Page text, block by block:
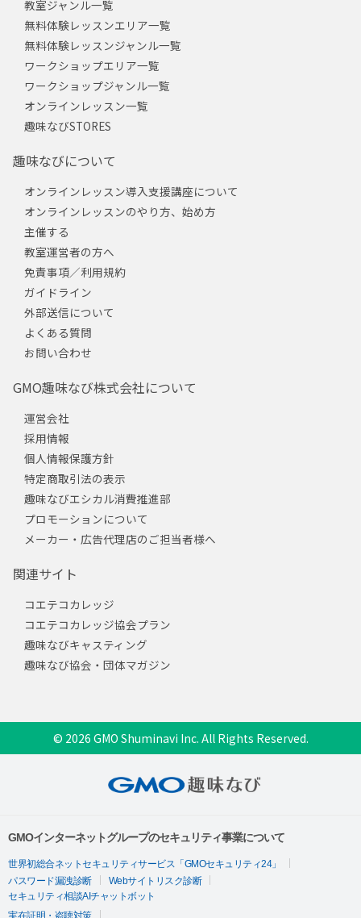
教室ジャンル一覧
無料体験レッスンエリア一覧
無料体験レッスンジャンル一覧
ワークショップエリア一覧
ワークショップジャンル一覧
オンラインレッスン一覧
趣味なびSTORES
趣味なびについて
オンラインレッスン導入支援講座について
オンラインレッスンのやり方、始め方
主催する
教室運営者の方へ
免責事項／利用規約
ガイドライン
外部送信について
よくある質問
お問い合わせ
GMO趣味なび株式会社について
運営会社
採用情報
個人情報保護方針
特定商取引法の表示
趣味なびエシカル消費推進部
プロモーションについて
メーカー・広告代理店のご担当者様へ
関連サイト
コエテコカレッジ
コエテコカレッジ協会プラン
趣味なびキャスティング
趣味なび協会・団体マガジン
© 2026 GMO Shuminavi Inc. All Rights Reserved.